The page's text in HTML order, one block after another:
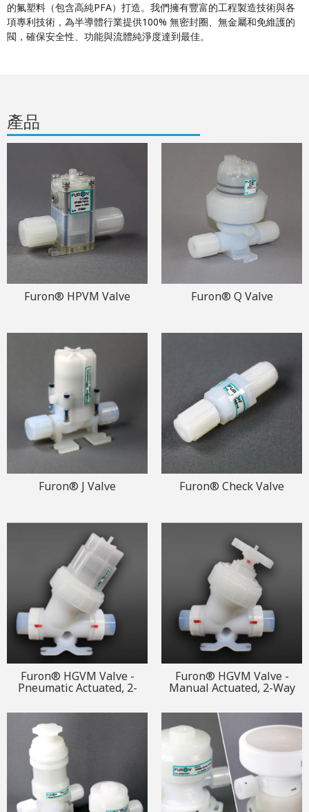
的氟塑料（包含高純PFA）打造。我們擁有豐富的工程製造技術與各
項專利技術，為半導體行業提供100% 無密封圈、無金屬和免維護的
閥，確保安全性、功能與流體純淨度達到最佳。
產品
Furon® HPVM Valve Furon® Q Valve
Furon® J Valve Furon® Check Valve
Furon® HGVM Valve -
Pneumatic Actuated, 2-
Furon® HGVM Valve -
Manual Actuated, 2-Way